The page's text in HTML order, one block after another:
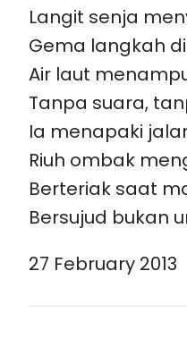
Langit senja
Gema langkah
Air laut
Tanpa suara,
Ia menapaki
Riuh ombak
Berteriak saat
Bersujud bukan
27 February 2013